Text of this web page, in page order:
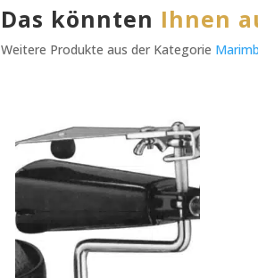
Das könnten Ihnen
Weitere Produkte aus der Kategorie